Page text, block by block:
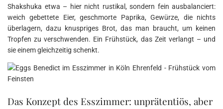
Shakshuka etwa – hier nicht rustikal, sondern fein ausbalanciert:
weich gebettete Eier, geschmorte Paprika, Gewürze, die nichts
überlagern, dazu knuspriges Brot, das man braucht, um keinen
Tropfen zu verschwenden. Ein Frühstück, das Zeit verlangt – und
sie einem gleichzeitig schenkt.
Das Konzept des Esszimmer: unprätentiös, aber